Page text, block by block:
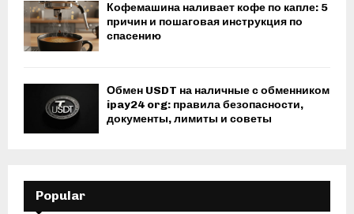
Кофемашина наливает кофе по капле: 5
причин и пошаговая инструкция по
спасению
Обмен USDT на наличные с обменником
ipay24 org: правила безопасности,
документы, лимиты и советы
Popular